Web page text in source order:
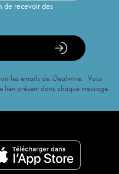
de recevoir des
les emails de iDealwine. Vous
présent dans chaque message.